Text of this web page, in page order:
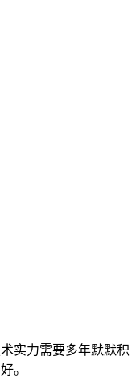
实力需要多年默默积
。